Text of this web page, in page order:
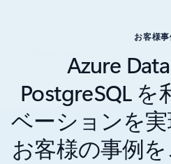
お客様
Azure
PostgreSQL を
ベーションを
お客様の事例